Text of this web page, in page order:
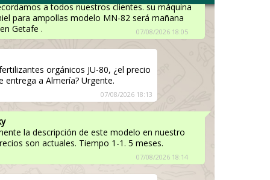
a todos nuestros clientes. su máquina
para ampollas modelo MN-82 será mañana
Getafe .
07/08/2026 18:05
orgánicos JU-80, ¿el precio
entrega a Almería? Urgente.
07/08/2026 18:13
la descripción de este modelo en nuestro
son actuales. Tiempo 1-1. 5 meses.
07/08/2026 18:14